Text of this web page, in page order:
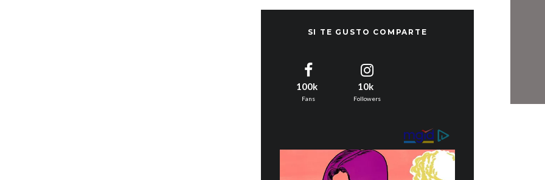
SI TE GUSTO COMPARTE
100k
Fans
10k
Followers